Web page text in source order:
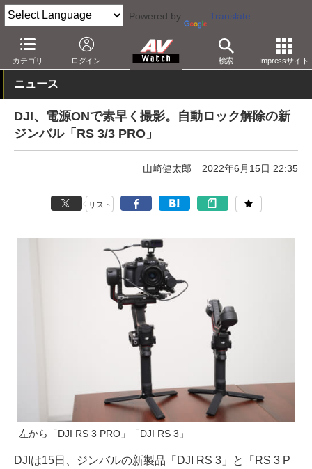
Powered by Translate
カテゴリ ログイン 検索 Impressサイト
AV Watch 製品 映像制作
ニュース
DJI、電源ONで素早く撮影。自動ロック解除の新
ジンバル「RS 3/3 PRO」
山崎健太郎 2022年6月15日 22:35
リスト
左から「DJI RS 3 PRO」「DJI RS 3」
DJIは15日、ジンバルの新製品「DJI RS 3」と「RS 3 P